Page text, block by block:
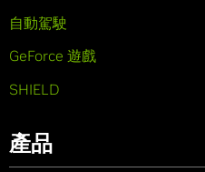
自動駕駛
GeForce 遊戲
SHIELD
產品